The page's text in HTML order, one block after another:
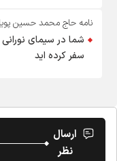
نامه حاج محمد حسین
شما در سیمای نورانی
سفر کرده اید
ارسال
نظر